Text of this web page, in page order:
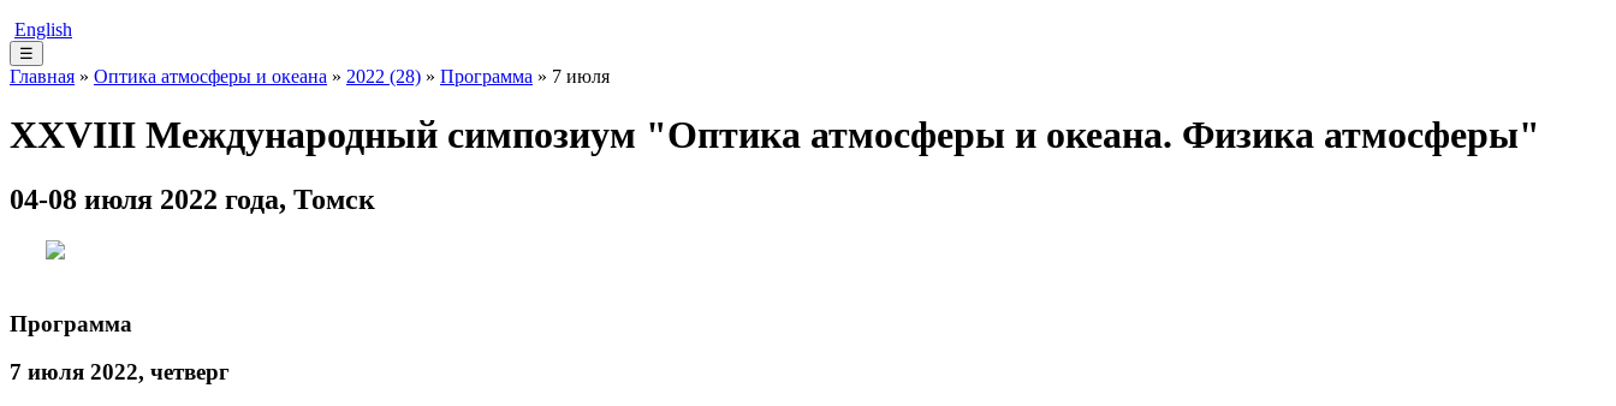
English
☰
Главная » Оптика атмосферы и океана » 2022 (28) » Программа » 7 июля
XXVIII Международный симпозиум "Оптика атмосферы и океана. Физика атмосферы"
04-08 июля 2022 года, Томск
Программа
7 июля 2022, четверг